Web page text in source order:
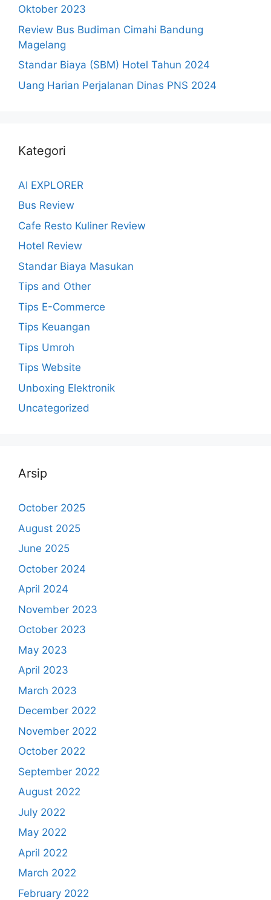
Oktober 2023
Review Bus Budiman Cimahi Bandung
Magelang
Standar Biaya (SBM) Hotel Tahun 2024
Uang Harian Perjalanan Dinas PNS 2024
Kategori
AI EXPLORER
Bus Review
Cafe Resto Kuliner Review
Hotel Review
Standar Biaya Masukan
Tips and Other
Tips E-Commerce
Tips Keuangan
Tips Umroh
Tips Website
Unboxing Elektronik
Uncategorized
Arsip
October 2025
August 2025
June 2025
October 2024
April 2024
November 2023
October 2023
May 2023
April 2023
March 2023
December 2022
November 2022
October 2022
September 2022
August 2022
July 2022
May 2022
April 2022
March 2022
February 2022